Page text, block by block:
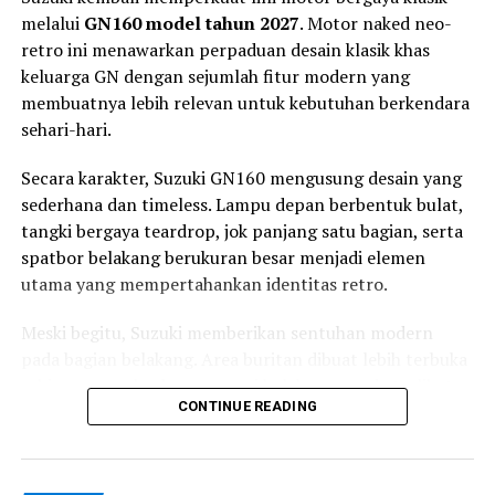
RELATED TOPICS: HONDA
MEDIA OTOMOTIF INDONESIA
NGASPAL TV
UP NEXT
Kawasaki Versys 650 2026 Tampil Segar, Warna Baru
DON'T MISS
Alpinestars Hadirkan Airbag Paling Canggih untuk
Pemotor, Ringan dan Siap Selamatkan Nyawa
melalui GN160 model tahun 2027. Motor naked neo-
retro ini menawarkan perpaduan desain klasik khas
keluarga GN dengan sejumlah fitur modern yang
membuatnya lebih relevan untuk kebutuhan berkendara
sehari-hari.
Secara karakter, Suzuki GN160 mengusung desain yang
sederhana dan timeless. Lampu depan berbentuk bulat,
tangki bergaya teardrop, jok panjang satu bagian, serta
spatbor belakang berukuran besar menjadi elemen
utama yang mempertahankan identitas retro.
Meski begitu, Suzuki memberikan sentuhan modern
sehingga rangka dan suspensi belakang ganda terlihat
jelas dan memberikan kesan klasik yang lebih kuat.
CONTINUE READING